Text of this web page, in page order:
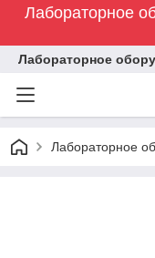
Лабораторное
Лабораторное
Лабораторное